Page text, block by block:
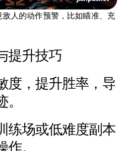
人的动作预警，比如瞄准、充
提升技巧
度，提升胜率，导
练场或低难度副本
。